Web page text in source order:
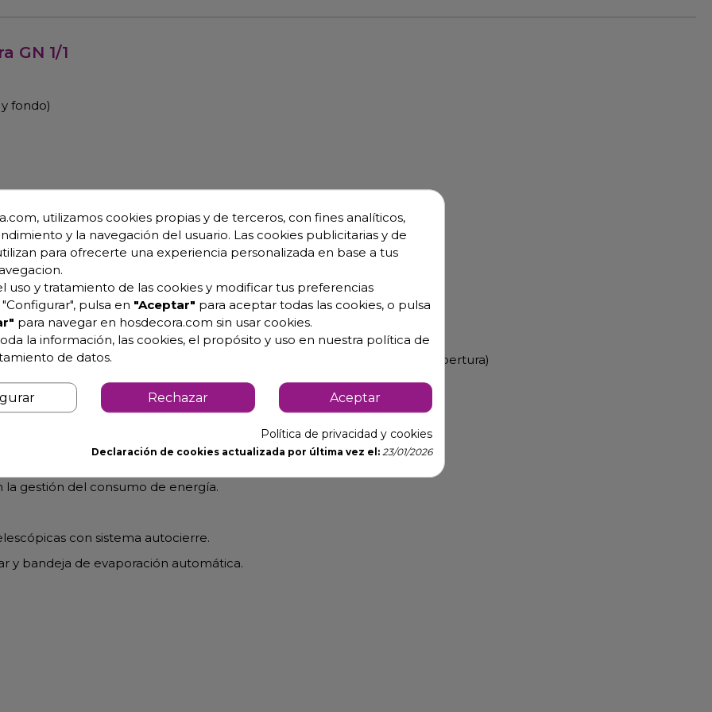
GN 1/1
fondo)
bajo GWP y cero efecto ODP.
trasero sanitario de 100mm (opcional sin peto según modelo).
en altura.
y burlete magnético (permanece abierta al superar los 90º de apertura)
gestión del consumo de energía.
con sistema autocierre.
y bandeja de evaporación automática.
utilizamos cookies propias y de terceros, con fines analíticos,
y la navegación del usuario. Las cookies publicitarias y de
para ofrecerte una experiencia personalizada en base a tus
uso y tratamiento de las cookies y modificar tus preferencias
pulsa en "Aceptar" para aceptar todas las cookies, o pulsa
para navegar en hosdecora.com sin usar cookies.
la información, las cookies, el propósito y uso en nuestra política de
de datos.
Rechazar Aceptar
Política de privacidad y cookies
Declaración de cookies actualizada por última vez el: 23/01/2026